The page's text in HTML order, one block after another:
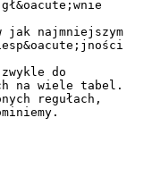
jak najmniejszym
do
na wiele tabel.
regułach,